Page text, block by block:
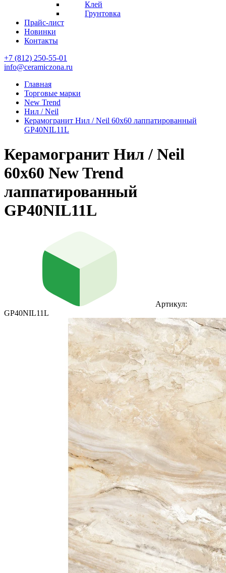
Клей
Грунтовка
Прайс-лист
Новинки
Контакты
+7 (812) 250-55-01
info@ceramiczona.ru
Главная
Торговые марки
New Trend
Нил / Neil
Керамогранит Нил / Neil 60х60 лаппатированный
GP40NIL11L
Керамогранит Нил / Neil
60х60 New Trend
лаппатированный
GP40NIL11L
Артикул:
GP40NIL11L